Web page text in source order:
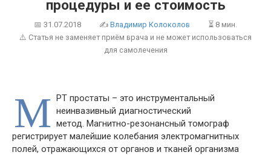
процедуры и ее стоимость
📅 31.07.2018 ✍ Владимир Колоколов
⏳ 8 мин.
⚠️ Статья не заменяет приём врача и не может использоваться
для самолечения
М РТ простаты – это инструментальный
неинвазивный диагностический
метод. Магнитно-резонансный томограф
регистрирует малейшие колебания электромагнитных
полей, отражающихся от органов и тканей организма